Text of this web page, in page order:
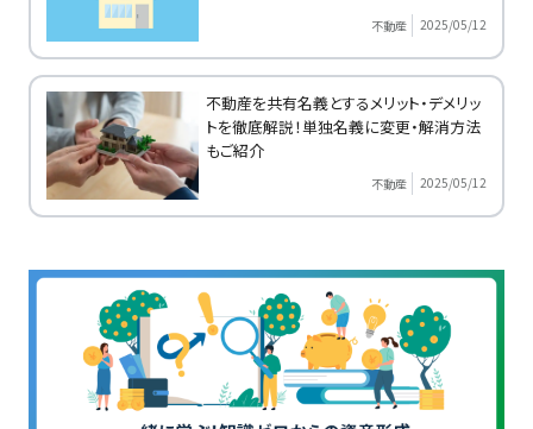
不動産 2025/05/12
不動産を共有名義とするメリット・デメリッ
トを徹底解説！単独名義に変更・解消方法
もご紹介
不動産 2025/05/12